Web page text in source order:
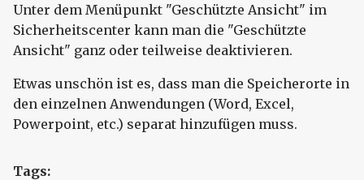
Unter dem Menüpunkt "Geschützte Ansicht" im
Sicherheitscenter kann man die "Geschützte
Ansicht" ganz oder teilweise deaktivieren.
Etwas unschön ist es, dass man die Speicherorte in
den einzelnen Anwendungen (Word, Excel,
Powerpoint, etc.) separat hinzufügen muss.
Tags: